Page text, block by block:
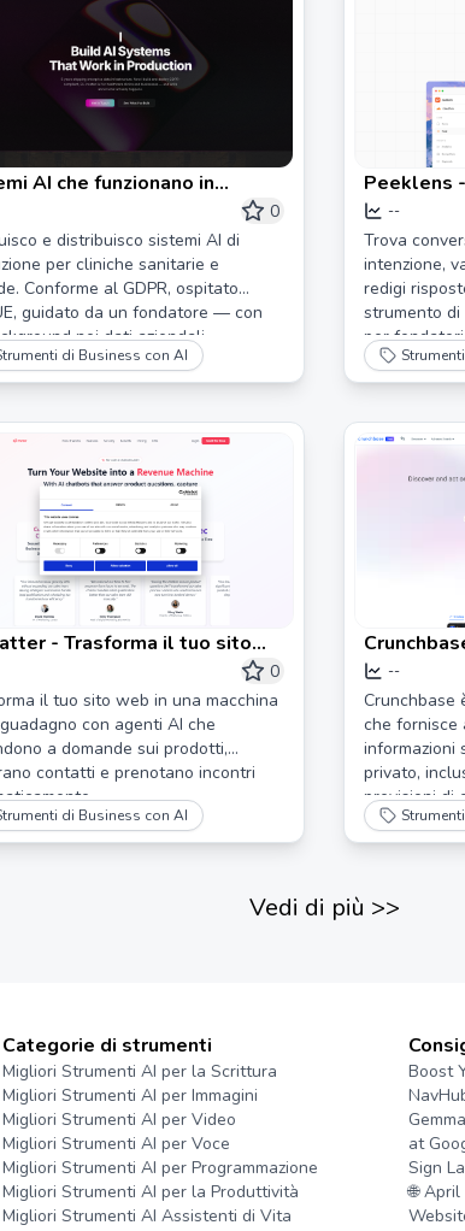
AI che funzionano in
| Mind Momentum
0
e distribuisco sistemi AI di
per cliniche sanitarie e
Conforme al GDPR, ospitato
guidato da un fondatore — con
nei dati aziendali.
di Business con AI
Peeklens
Reddit e
--
Trova
intenzione,
redigi
strumento
per
- Trasforma il tuo sito
in una macchina da
0
il tuo sito web in una macchina
con agenti AI che
a domande sui prodotti,
contatti e prenotano incontri
di Business con AI
--
Crunchbase
che fornisce
informazioni
privato,
previsioni di
tendenze
Vedi di più >>
Categorie di strumenti
Migliori Strumenti AI per la Scrittura
Migliori Strumenti AI per Immagini
Migliori Strumenti AI per Video
Migliori Strumenti AI per Voce
Migliori Strumenti AI per Programmazione
Migliori Strumenti AI per la Produttività
Migliori Strumenti AI Assistenti di Vita
Boost
at
Sign
🌐